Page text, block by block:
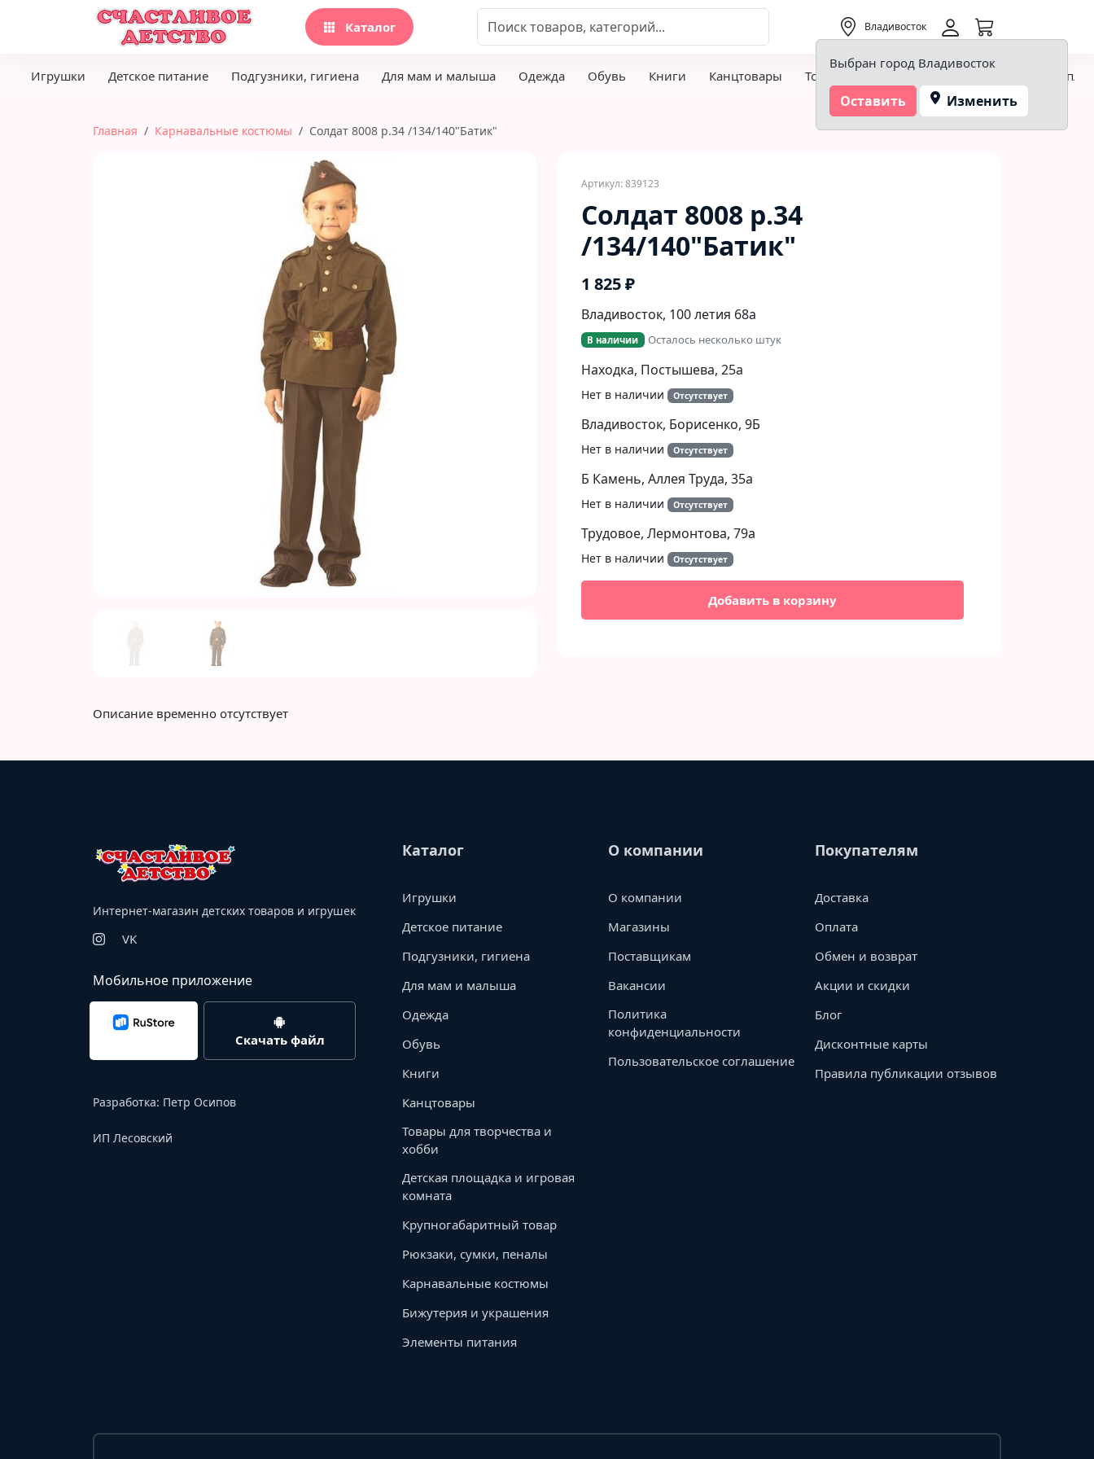
Каталог Владивосток
Выбран город Владивосток
Оставить Изменить
Игрушки Детское питание Подгузники, гигиена Для мам и малыша Одежда Обувь Книги Канцтовары Товары для творчества и хобби Детская
Главная Карнавальные костюмы Солдат 8008 р.34 /134/140"Батик"
Артикул: 839123
Солдат 8008 р.34
/134/140"Батик"
1 825 ₽
Владивосток, 100 летия 68а
В наличии Осталось несколько штук
Находка, Постышева, 25а
Нет в наличии Отсутствует
Владивосток, Борисенко, 9Б​
Нет в наличии Отсутствует
Б Камень, Аллея Труда, 35а
Нет в наличии Отсутствует
Трудовое, Лермонтова, 79а
Нет в наличии Отсутствует
Добавить в корзину
Описание временно отсутствует
Интернет-магазин детских товаров и игрушек
VK
Мобильное приложение
Скачать файл
Разработка: Петр Осипов
ИП Лесовский
Каталог
Игрушки
Детское питание
Подгузники, гигиена
Для мам и малыша
Одежда
Обувь
Книги
Канцтовары
Товары для творчества и
хобби
Детская площадка и игровая
комната
Крупногабаритный товар
Рюкзаки, сумки, пеналы
Карнавальные костюмы
Бижутерия и украшения
Элементы питания
О компании
О компании
Магазины
Поставщикам
Вакансии
Политика
конфиденциальности
Пользовательское соглашение
Покупателям
Доставка
Оплата
Обмен и возврат
Акции и скидки
Блог
Дисконтные карты
Правила публикации отзывов